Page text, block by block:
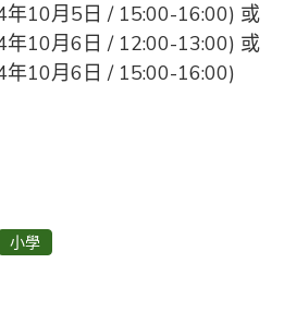
年10月5日 / 15:00-16:00) 或
年10月6日 / 12:00-13:00) 或
年10月6日 / 15:00-16:00)
小學